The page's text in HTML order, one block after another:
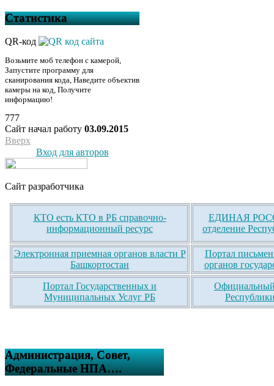
Статистика
QR-код
Возьмите моб телефон с камерой,
Запустите программу для
сканирования кода, Наведите объектив
камеры на код, Получите
информацию!
777
Сайт начал работу 03.09.2015
Вверх
Вход для авторов
Сайт разработчика
КТО есть КТО в РБ справочно-
информационный ресурс
ЕДИНАЯ
отделение
Электронная приемная органов власти Р
Башкортостан
Портал
органов
Портал Государственных и
Муниципальных Услуг РБ
Официальный
Администрация, Совет,
Федеральные НПА….